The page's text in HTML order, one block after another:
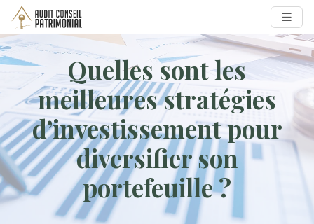
Quelles sont les
meilleures stratégies
d’investissement pour
diversifier son
portefeuille ?